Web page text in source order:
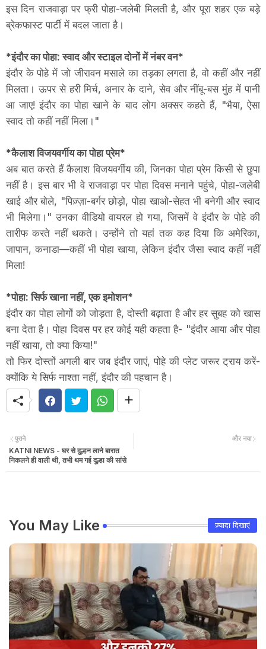
इस दिन राजवाड़ा पर फ्री पोहा-जलेबी मिलती है, और पूरा शहर एक बड़े
ब्रेकफास्ट पार्टी में बदल जाता है।
*इंदौर का पोहा: स्वाद और स्टाइल दोनों में नंबर वन*
इंदौर के पोहे में जो जीरावन मसाले का तड़का लगता है, वो कहीं और नहीं
मिलता। ऊपर से हरी मिर्च, अनार के दाने, सेव और नींबू-बस मुंह में पानी
आ जाए! इंदौर का पोहा खाने के बाद लोग अक्सर कहते हैं, "भैया, ऐसा
स्वाद तो कहीं नहीं मिला।"
*कैलाश विजयवर्गीय का पोहा प्रेम*
अब बात करते हैं कैलाश विजयवर्गीय की, जिनका पोहा प्रेम किसी से छुपा
नहीं है। इस बार भी वे राजवाड़ा पर पोहा दिवस मनाने पहुंचे, पोहा-जलेबी
खाई और बोले, "पिज़्ज़ा-बर्गर छोड़ो, पोहा खाओ-सेहत भी बनेगी और स्वाद
भी मिलेगा।" उनका वीडियो वायरल हो गया, जिसमें वे इंदौर के पोहे की
तारीफ करते नहीं थकते। उन्होंने तो यहां तक कह दिया कि अमेरिका,
जापान, कनाडा—कहीं भी पोहा खाया, लेकिन इंदौर जैसा स्वाद कहीं नहीं
मिला!
*पोहा: सिर्फ खाना नहीं, एक इमोशन*
इंदौर का पोहा लोगों को जोड़ता है, दोस्ती बढ़ाता है और हर सुबह को खास
बना देता है। पोहा दिवस पर हर कोई यही कहता है- "इंदौर आया और पोहा
नहीं खाया, तो क्या किया!"
तो फिर दोस्तों अगली बार जब इंदौर जाएं, पोहे की प्लेट जरूर ट्राय करें-
क्योंकि ये सिर्फ नाश्ता नहीं, इंदौर की पहचान है।
और नया
पुराने
KATNI NEWS - घर से दुल्हन लाने बारात
निकलने ही वाली थी, तभी थम गई दूल्हा की सांसे
You May Like ज़्यादा दिखाएं